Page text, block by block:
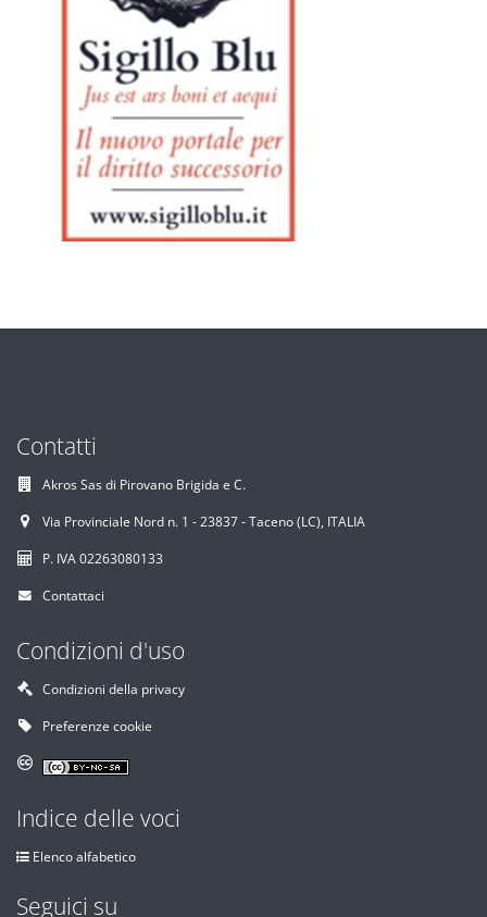
Contatti
Akros Sas di Pirovano Brigida e C.
Via Provinciale Nord n. 1 - 23837 - Taceno (LC), ITALIA
P. IVA 02263080133
Contattaci
Condizioni d'uso
Condizioni della privacy
Preferenze cookie
Indice delle voci
Elenco alfabetico
Seguici su